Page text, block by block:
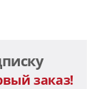
заказ!